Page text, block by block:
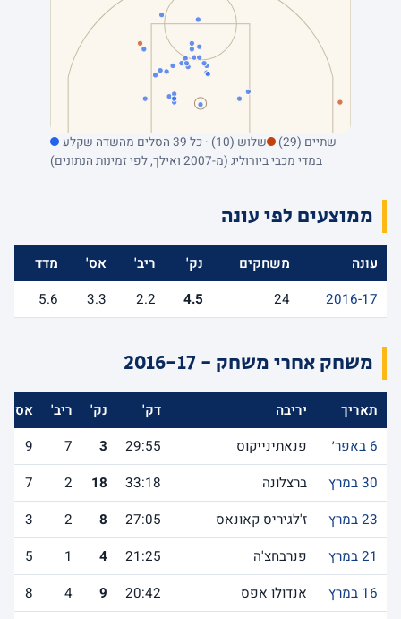
שתיים (29)
שלוש (10) · כל 39 הסלים מהשדה שקלע
במדי מכבי ביורוליג (מ-2007 ואילך, לפי זמינות הנתונים)
ממוצעים לפי עונה
עונה משחקים נק' ריב' אס'
מדד
2016-17
24
4.5
2.2
3.3
5.6
משחק אחרי משחק - 2016-17
תאריך יריבה דק' נק' ריב'
אס'
6 באפר׳
פנאתינייקוס 29:55
3
7
9
30 במרץ
ברצלונה 33:18
18
2
7
23 במרץ
ז'לגיריס קאונאס 27:05
8
2
3
21 במרץ
פנרבחצ'ה 21:25
4
1
5
16 במרץ
אנדולו אפס 20:42
9
4
8